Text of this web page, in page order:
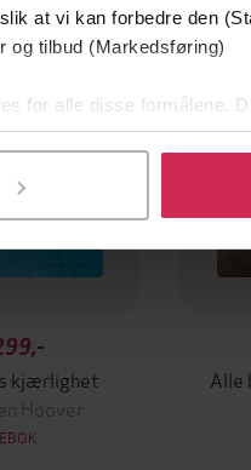
at vi kan forbedre den
og tilbud (Markedsføring)
for alle disse formålene.
når som helst trekke
kjærlighet
Hoover
EBOK
Alle